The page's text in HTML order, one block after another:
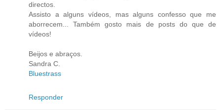
directos.
Assisto a alguns vídeos, mas alguns confesso que me
aborrecem... Também gosto mais de posts do que de
vídeos!
Beijos e abraços.
Sandra C.
Bluestrass
Responder